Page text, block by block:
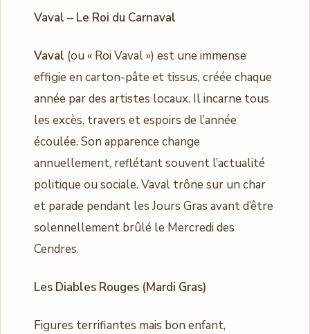
Vaval – Le Roi du Carnaval
Vaval (ou « Roi Vaval ») est une immense
effigie en carton-pâte et tissus, créée chaque
année par des artistes locaux. Il incarne tous
les excès, travers et espoirs de l’année
écoulée. Son apparence change
annuellement, reflétant souvent l’actualité
politique ou sociale. Vaval trône sur un char
et parade pendant les Jours Gras avant d’être
solennellement brûlé le Mercredi des
Cendres.
Les Diables Rouges (Mardi Gras)
Figures terrifiantes mais bon enfant,